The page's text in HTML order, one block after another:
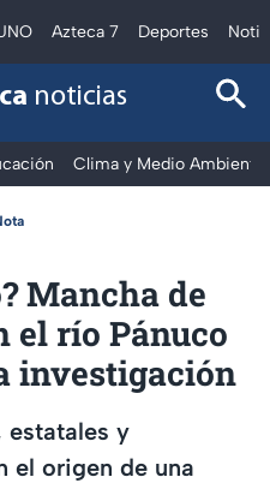
Azteca 7 Deportes
noticias
Clima y Medio Ambiente
Mancha de
el río Pánuco
investigación
estatales y
el origen de una